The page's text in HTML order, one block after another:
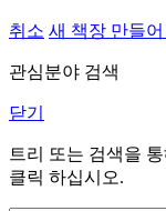
취소 새 책장 만들어
관심분야 검색
닫기
트리 또는 검색을
클릭 하십시오.